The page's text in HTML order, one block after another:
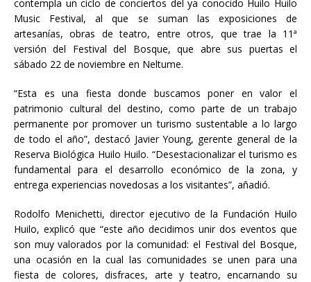
contempla un ciclo de conciertos del ya conocido Huilo Huilo
Music Festival, al que se suman las exposiciones de
artesanías, obras de teatro, entre otros, que trae la 11ª
versión del Festival del Bosque, que abre sus puertas el
sábado 22 de noviembre en Neltume.
“Esta es una fiesta donde buscamos poner en valor el
patrimonio cultural del destino, como parte de un trabajo
permanente por promover un turismo sustentable a lo largo
de todo el año”, destacó Javier Young, gerente general de la
Reserva Biológica Huilo Huilo. “Desestacionalizar el turismo es
fundamental para el desarrollo económico de la zona, y
entrega experiencias novedosas a los visitantes”, añadió.
Rodolfo Menichetti, director ejecutivo de la Fundación Huilo
Huilo, explicó que “este año decidimos unir dos eventos que
son muy valorados por la comunidad: el Festival del Bosque,
una ocasión en la cual las comunidades se unen para una
fiesta de colores, disfraces, arte y teatro, encarnando su